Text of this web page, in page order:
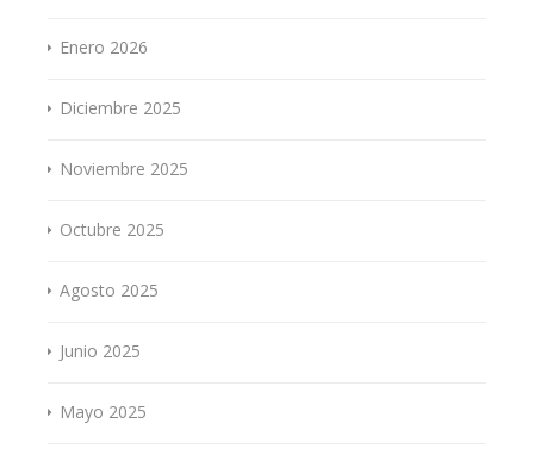
Enero 2026
Diciembre 2025
Noviembre 2025
Octubre 2025
Agosto 2025
Junio 2025
Mayo 2025